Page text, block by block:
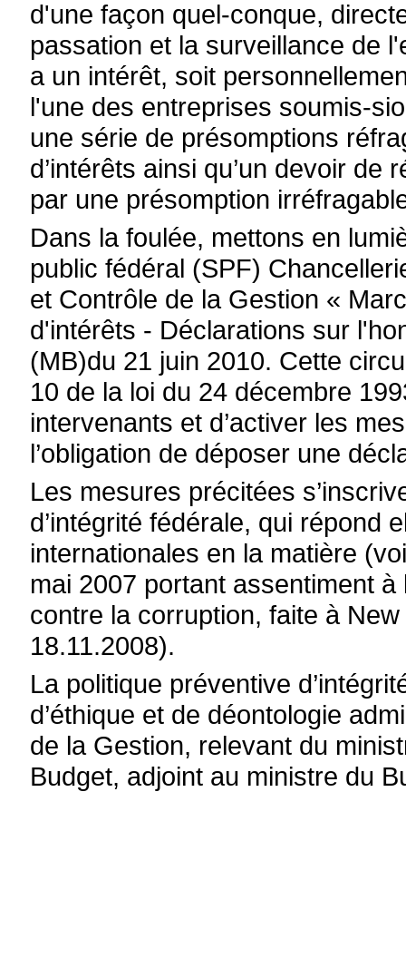
d'une façon quel-conque,
passation et la surveillance de
a un intérêt, soit
l'une des entreprises soumis-
une série de présomptions
d’intérêts ainsi qu’un devoir
par une présomption
Dans la foulée, mettons en
public fédéral (SPF)
et Contrôle de la Gestion «
d'intérêts - Déclarations sur
(MB)du 21 juin 2010. Cette
10 de la loi du 24 décembre
intervenants et d’activer les
l’obligation de déposer une
Les mesures précitées
d’intégrité fédérale, qui répond
internationales en la matière
mai 2007 portant assentiment
contre la corruption, faite à
18.11.2008).
La politique préventive
d’éthique et de déontologie
de la Gestion, relevant du
Budget, adjoint au ministre du